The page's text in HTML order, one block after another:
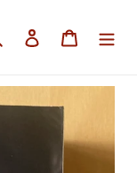
RechercherSe connecter
Panier